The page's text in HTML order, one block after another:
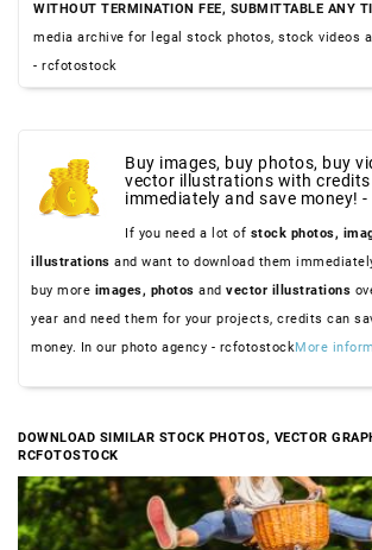
WITHOUT TERMINATION FEE, SUBMITTABLE ANY
media archive for legal stock photos, stock videos
- rcfotostock
Buy images, buy photos, buy
vector illustrations with credits
immediately and save money!
If you need a lot of stock photos,
illustrations and want to download them
buy more images, photos and vector illustrations
year and need them for your projects, credits can
money. In our photo agency - rcfotostockMore
DOWNLOAD SIMILAR STOCK PHOTOS, VECTOR
RCFOTOSTOCK